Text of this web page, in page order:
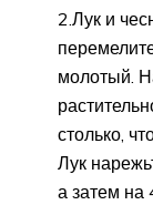
2.Лук и
молотый.
столько,
Лук
а затем на